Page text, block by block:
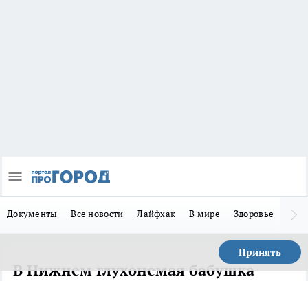
Документы Все новости Лайфхак В мире Здоровье
Принять
В Нижнем глухонемая бабушка